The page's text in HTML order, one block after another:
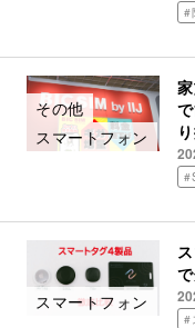
#
その他
スマートフォン
スマートフォン
#